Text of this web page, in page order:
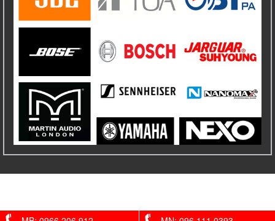
Amply Bosch PLE 1ME 120 EU Công Suất
Liên hệ